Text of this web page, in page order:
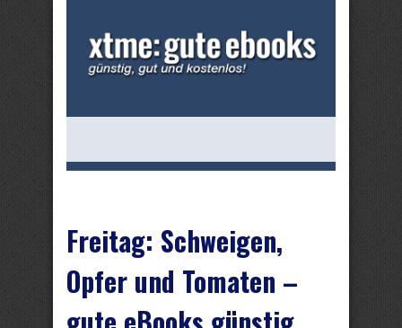
Freitag: Schweigen,
Opfer und Tomaten –